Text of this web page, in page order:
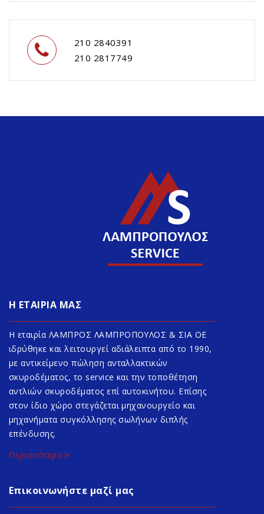
210 2840391
210 2817749
Η ΕΤΑΙΡΙΑ ΜΑΣ
Η εταιρία ΛΑΜΠΡΟΣ ΛΑΜΠΡΟΠΟΥΛΟΣ & ΣΙΑ ΟΕ
ιδρύθηκε και λειτουργεί αδιάλειπτα από το 1990,
με αντικείμενο πώληση ανταλλακτικών
σκυροδέματος, το service και την τοποθέτηση
αντλιών σκυροδέματος επί αυτοκινήτου. Επίσης
στον ίδιο χώρο στεγάζεται μηχανουργείο και
μηχανήματα συγκόλλησης σωλήνων διπλής
επένδυσης.
Περισσότερα
Επικοινωνήστε μαζί μας